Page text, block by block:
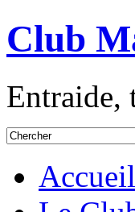
Club
Entraide,
Accueil